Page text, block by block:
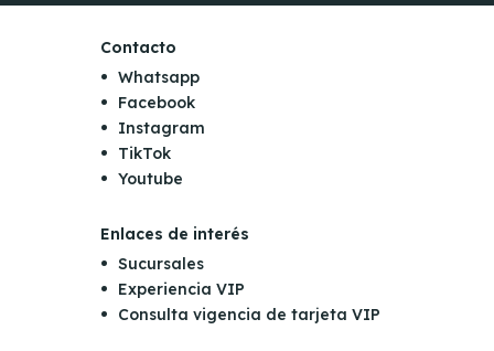
Contacto
Whatsapp
Facebook
Instagram
TikTok
Youtube
Enlaces de interés
Sucursales
Experiencia VIP
Consulta vigencia de tarjeta VIP